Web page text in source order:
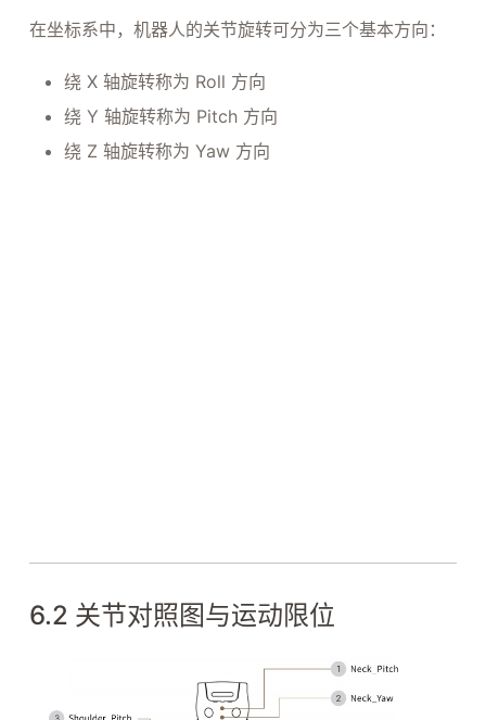
在坐标系中，机器人的关节旋转可分为三个基本方向：
绕 X 轴旋转称为 Roll 方向
绕 Y 轴旋转称为 Pitch 方向
绕 Z 轴旋转称为 Yaw 方向
6.2 关节对照图与运动限位